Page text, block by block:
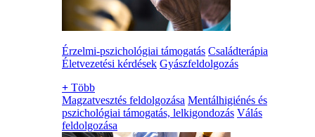
Érzelmi-pszichológiai támogatás Családterápia
Életvezetési kérdések Gyászfeldolgozás
+ Több
Magzatvesztés feldolgozása Mentálhigiénés és
pszichológiai támogatás, lelkigondozás Válás
feldolgozása